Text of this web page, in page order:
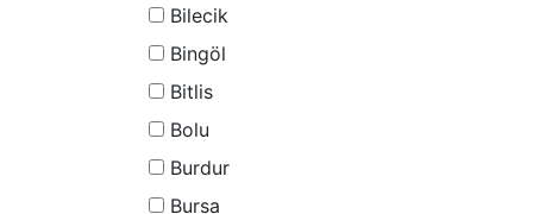
Bilecik
Bingöl
Bitlis
Bolu
Burdur
Bursa